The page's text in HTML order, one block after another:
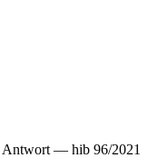
Antwort — hib 96/2021